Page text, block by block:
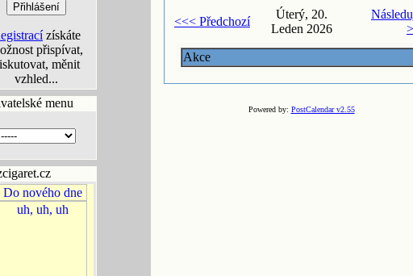
získáte
přispívat,
měnit
vzhled...
menu
<<< Předchozí
Úterý, 20.
Leden 2026
Akce
Powered by: PostCalendar v2.55